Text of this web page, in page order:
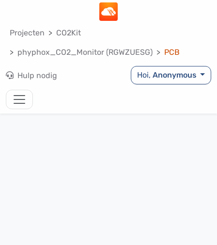
Projecten CO2Kit
phyphox_CO2_Monitor (RGWZUESG) PCB
Hulp nodig Hoi,Anonymous